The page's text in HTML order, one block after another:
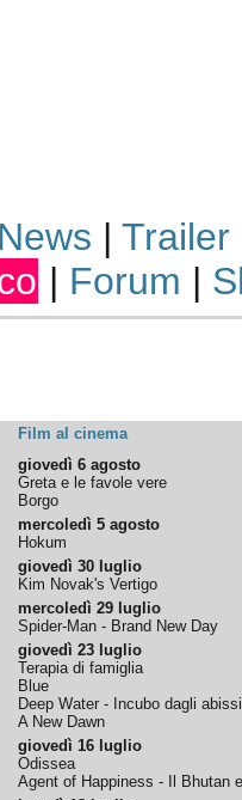
News | Trailer
| Forum |
Film al cinema
giovedì 6 agosto
Greta e le favole vere
Borgo
mercoledì 5 agosto
Hokum
giovedì 30 luglio
Kim Novak's Vertigo
mercoledì 29 luglio
Spider-Man - Brand New Day
giovedì 23 luglio
Terapia di famiglia
Blue
Deep Water - Incubo dagli abissi
A New Dawn
giovedì 16 luglio
Odissea
Agent of Happiness - Il Bhutan